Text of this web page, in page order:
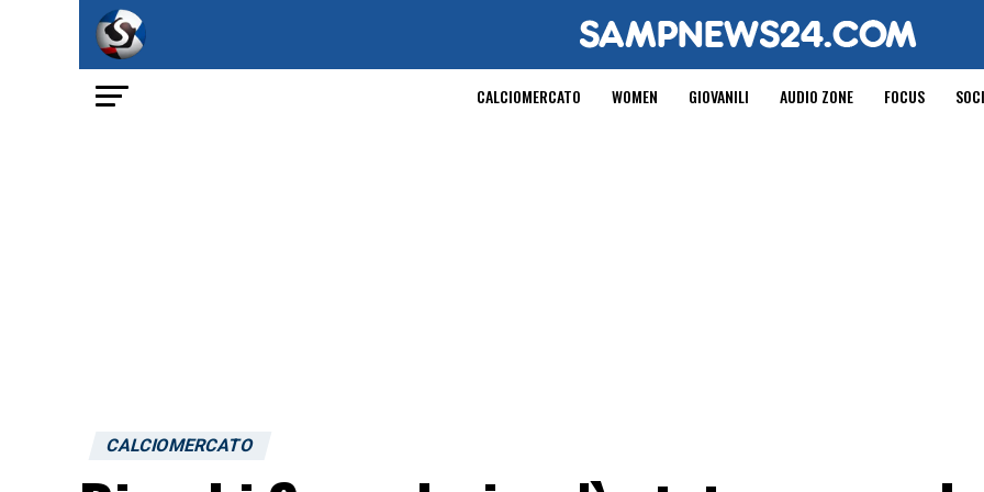
CALCIOMERCATO WOMEN GIOVANILI AUDIO ZONE FOCUS
CALCIOMERCATO